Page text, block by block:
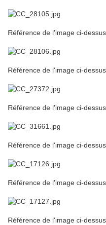
Référence de l'image ci-
Référence de l'image ci-
Référence de l'image ci-
Référence de l'image ci-
Référence de l'image ci-
Référence de l'image ci-